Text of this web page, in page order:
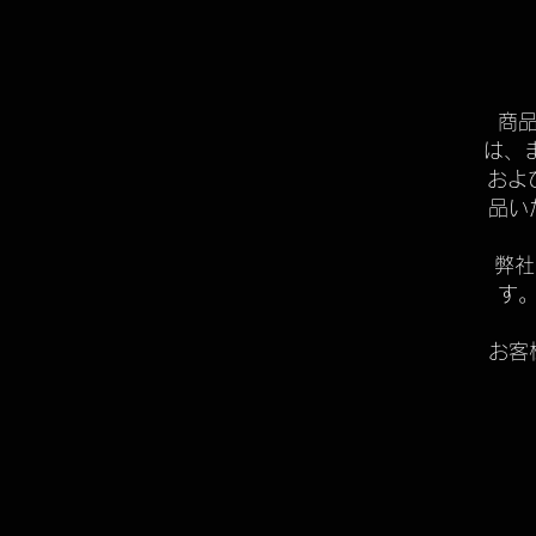
商
は、
およ
品い
弊
す
お客